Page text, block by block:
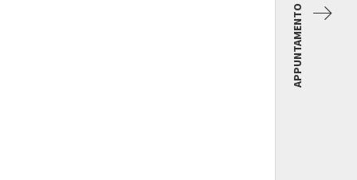
APPUNTAMENTO